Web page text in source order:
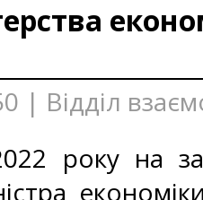
| Відділ
року на